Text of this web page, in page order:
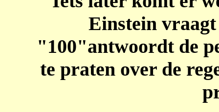
Einstein
"100"antwoordt de
te praten over de